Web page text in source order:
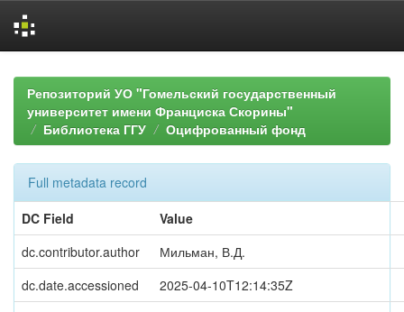
navigationРепозиторий УО "Гомельский государственный
университет имени Франциска Скорины"
Библиотека ГГУ
Оцифрованный фонд
Full metadata record
DC Field
Value
dc.contributor.author
Мильман, В.Д.
dc.date.accessioned
2025-04-10T12:14:35Z